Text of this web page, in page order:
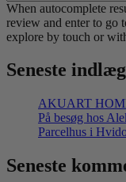
When autocomplete
review and enter to go
explore by touch or
Seneste indlæg
AKUART
På besøg hos
Parcelhus i
Seneste